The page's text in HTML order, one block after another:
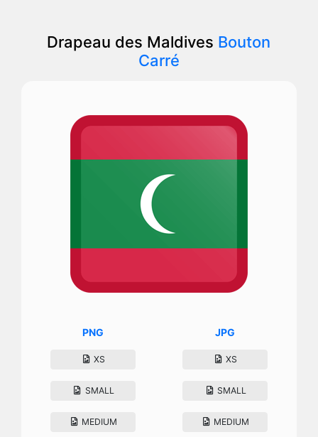
Drapeau des Maldives Bouton
Carré
PNG
XS
SMALL
MEDIUM
JPG
XS
SMALL
MEDIUM